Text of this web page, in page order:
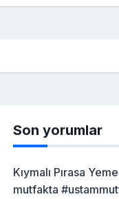
Son yorumlar
Kıymalı Pırasa
mutfakta